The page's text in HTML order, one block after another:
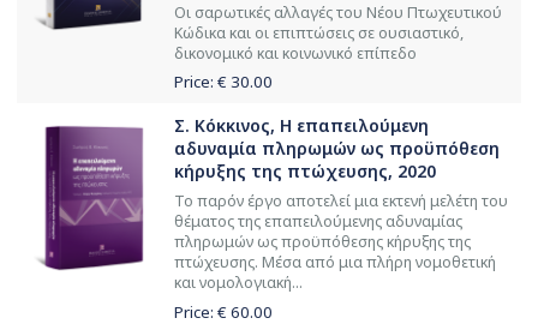
Οι σαρωτικές αλλαγές του Νέου Πτωχευτικού
Κώδικα και οι επιπτώσεις σε ουσιαστικό,
δικονομικό και κοινωνικό επίπεδο
Price: € 30.00
Σ. Κόκκινος, Η επαπειλούμενη
αδυναμία πληρωμών ως προϋπόθεση
κήρυξης της πτώχευσης, 2020
Το παρόν έργο αποτελεί μια εκτενή μελέτη του
θέματος της επαπειλούμενης αδυναμίας
πληρωμών ως προϋπόθεσης κήρυξης της
πτώχευσης. Μέσα από μια πλήρη νομοθετική
και νομολογιακή...
Price: € 60.00